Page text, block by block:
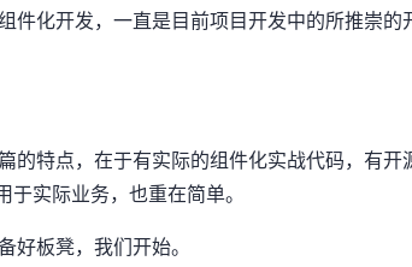
件化开发，一直是目前项目开发中的所推崇的
的特点，在于有实际的组件化实战代码，有开
实际业务，也重在简单。
好板凳，我们开始。